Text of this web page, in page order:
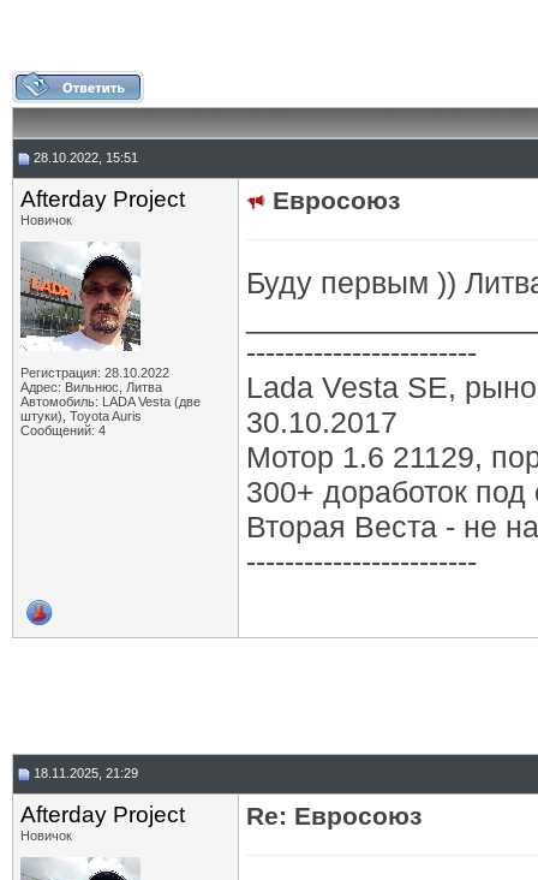
28.10.2022, 15:51
Afterday Project
Новичок
Регистрация: 28.10.2022
Адрес: Вильнюс, Литва
Автомобиль: LADA Vesta (две
штуки), Toyota Auris
Сообщений: 4
Евросоюз
Буду первым ))
------------------------
Lada Vesta SE,
30.10.2017
Мотор 1.6 21129,
300+ доработок под
Вторая Веста - не
------------------------
18.11.2025, 21:29
Afterday Project
Новичок
Re: Евросоюз